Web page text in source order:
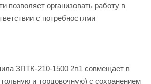
позволяет организовать работу в
с потребностями
ЗПТК-210-1500 2в1 совмещает в
и торцовочную) с сохранением